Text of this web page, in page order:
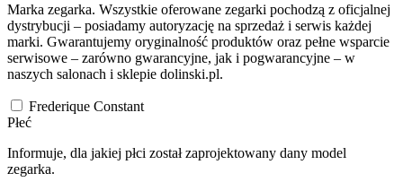
Marka zegarka. Wszystkie oferowane zegarki pochodzą z oficjalnej
dystrybucji – posiadamy autoryzację na sprzedaż i serwis każdej
marki. Gwarantujemy oryginalność produktów oraz pełne wsparcie
serwisowe – zarówno gwarancyjne, jak i pogwarancyjne – w
naszych salonach i sklepie dolinski.pl.
Frederique Constant
Płeć
Informuje, dla jakiej płci został zaprojektowany dany model
zegarka.